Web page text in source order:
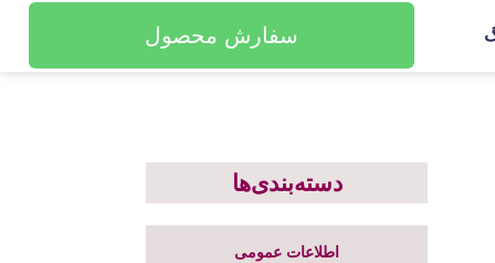
سفارش محصول
دسته‌بندی‌ها
اطلاعات عمومی